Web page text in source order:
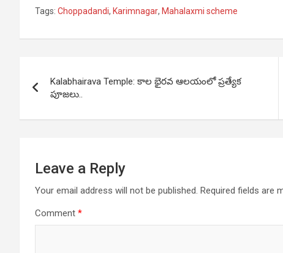
Tags: Choppadandi, Karimnagar, Mahalaxmi scheme
navigation
Kalabhairava Temple: కాల భైరవ ఆలయంలో ప్రత్యేక
పూజలు..
Leave a Reply
Your email address will not be published. Required fields are
Comment *